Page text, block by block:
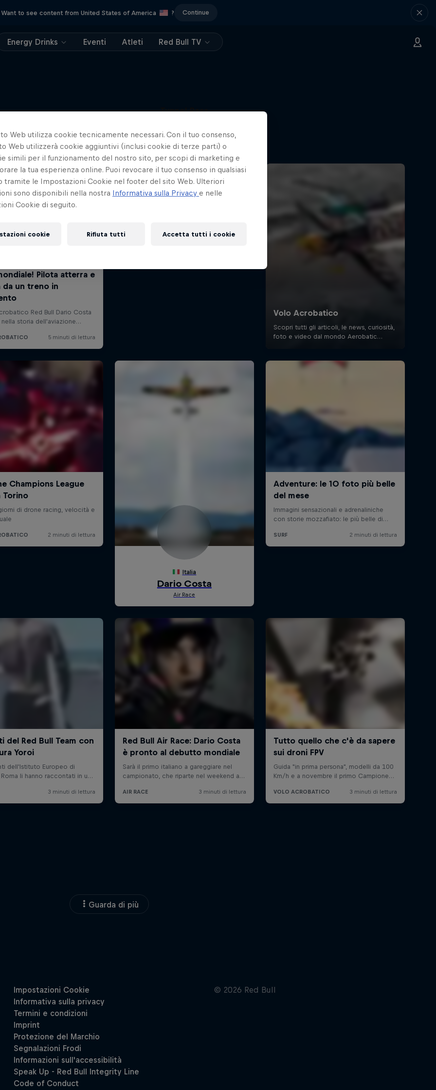
Want to see content from United States of America ? Continue
Energy Drinks Eventi Atleti Red Bull TV
Tunnel Pass
documentario sarà disponibile dal 13
ottobre
AIR RACE
Guarda di più
Web utilizza cookie tecnicamente necessari. Con il tuo consenso,
Web utilizzerà cookie aggiuntivi (inclusi cookie di terze parti) o
simili per il funzionamento del nostro sito, per scopi di marketing e
la tua esperienza online. Puoi revocare il tuo consenso in qualsiasi
tramite le Impostazioni Cookie nel footer del sito Web. Ulteriori
sono disponibili nella nostra Informativa sulla Privacy e nelle
Cookie di seguito.
cookie Rifiuta tutti Accetta tutti i cookie